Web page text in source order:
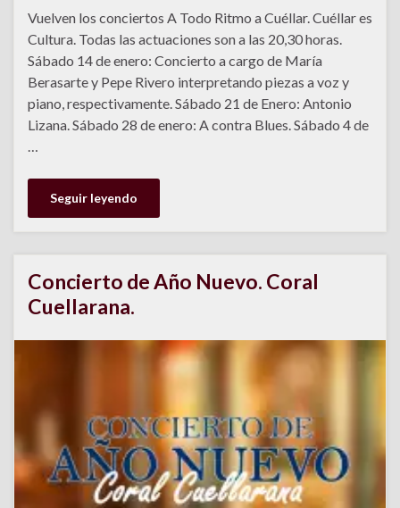
Vuelven los conciertos A Todo Ritmo a Cuéllar. Cuéllar es
Cultura. Todas las actuaciones son a las 20,30 horas.
Sábado 14 de enero: Concierto a cargo de María
Berasarte y Pepe Rivero interpretando piezas a voz y
piano, respectivamente. Sábado 21 de Enero: Antonio
Lizana. Sábado 28 de enero: A contra Blues. Sábado 4 de
Seguir leyendo
Concierto de Año Nuevo. Coral
Cuellarana.